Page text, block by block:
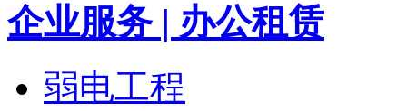
企业服务 | 办公租赁
弱电工程